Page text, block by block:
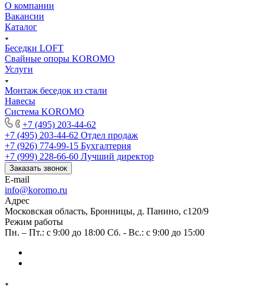
О компании
Вакансии
Каталог
Беседки LOFT
Свайные опоры KOROMO
Услуги
Монтаж беседок из стали
Навесы
Система KOROMO
+7 (495) 203-44-62
+7 (495) 203-44-62 Отдел продаж
+7 (926) 774-99-15 Бухгалтерия
+7 (999) 228-66-60 Лучший директор
Заказать звонок
E-mail
info@koromo.ru
Адрес
Московская область, Бронницы, д. Панино, с120/9
Режим работы
Пн. – Пт.: с 9:00 до 18:00 Сб. - Вс.: с 9:00 до 15:00